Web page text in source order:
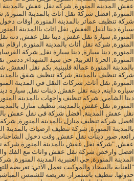
عفش المدينة المنورة, شركه نقل عفش بالمدينة
المنورة, افضل شركة نقل اثاث بالمدينة المنورة,
شركة تنظيف عمائر بالمدينة المنورة, أوقات
سيارة دينا لنقل العفش, نقل اثاث باالمدينة
المنورة, سيارة نقل عفش, دينا نقل عفش, دنه
المنورة, شركة نقل أثاث بالمدينة المنورة,
المنوره, دينا سيارة, دينا سيارة نقل, شركة
المنورة, الحرة الغربية, حي سيد الشهداء,
بالمدينة المنورة عمالة فلبينية, بكم نقل العفش,
شركة تنظيف بالمدينة, شركة تنظيف شقق
المنورة, نقل أثاث, شركات النقل في المدينة
سياره داينه, دينه نقل عفش, دينات نقل, سياره
دينا الشامي, شركة تنظيف واجهات بالمدينة
المنوره, نقل عفش بالمدينه, تنظيف منازل
نقل عفش المدينة, أفضل شركة فى نقل عفش
افضل شركة تنظيف منازل بالمدينة المنورة,
بالمدينة المنورة, شركة تنظيف ارضيات بالمدينة
رائعه, صور دينات نقل عفش, وقت دخول
عفش, "شركة نقل عفش بالمدينة المنورة شركة
افضل وارخص شركة نقل عفش واثاث مع الفك
المدينة المنورة, حي العنبرية المدينة المنورة,
"للعناية بالسجاد والموكيت نعمل الآتي: تعريضه
حدوثها. تنظيف باستمرار. تعريضه للشمس